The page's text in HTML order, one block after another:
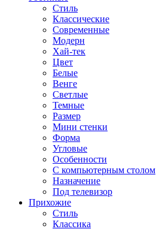
Стиль
Классические
Современные
Модерн
Хай-тек
Цвет
Белые
Венге
Светлые
Темные
Размер
Мини стенки
Форма
Угловые
Особенности
С компьютерным столом
Назначение
Под телевизор
Прихожие
Стиль
Классика